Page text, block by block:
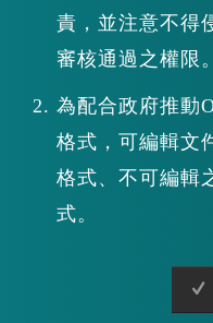
責，並注意不得
審核通過之權限。
為配合政府推動
格式，可編輯文
格式、不可編輯
式。